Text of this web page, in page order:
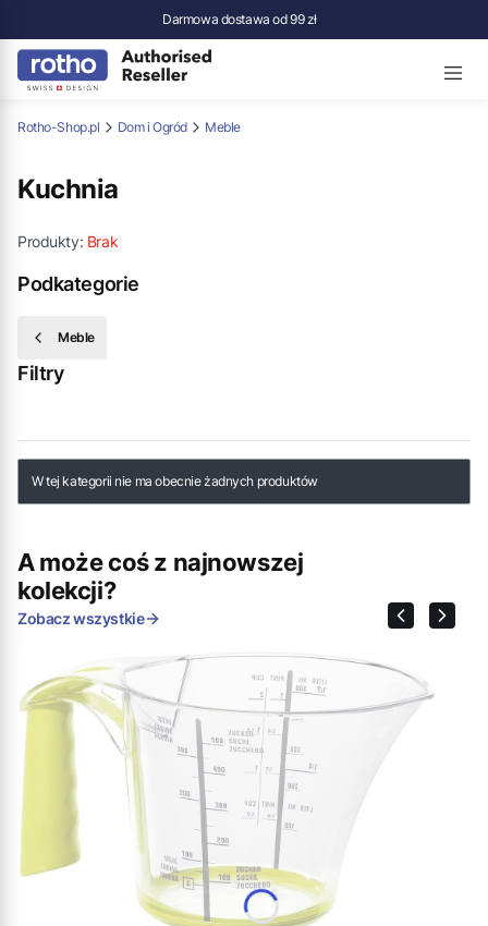
Darmowa dostawa od 99 zł
Rotho-Shop.pl Dom i Ogród Meble
Kuchnia
Produkty: Brak
Podkategorie
Meble
Filtry
Lista produktów
W tej kategorii nie ma obecnie żadnych produktów
A może coś z najnowszej
kolekcji?
Zobacz wszystkie